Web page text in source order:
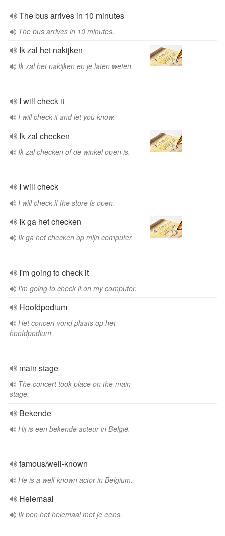
The bus arrives in 10 minutes
The bus arrives in 10 minutes.
Ik zal het nakijken
Ik zal het nakijken en je laten weten.
I will check it
I will check it and let you know.
Ik zal checken
Ik zal checken of de winkel open is.
I will check
I will check if the store is open.
Ik ga het checken
Ik ga het checken op mijn computer.
I'm going to check it
I'm going to check it on my computer.
Hoofdpodium
Het concert vond plaats op het
hoofdpodium.
main stage
The concert took place on the main
stage.
Bekende
Hij is een bekende acteur in België.
famous/well-known
He is a well-known actor in Belgium.
Helemaal
Ik ben het helemaal met je eens.